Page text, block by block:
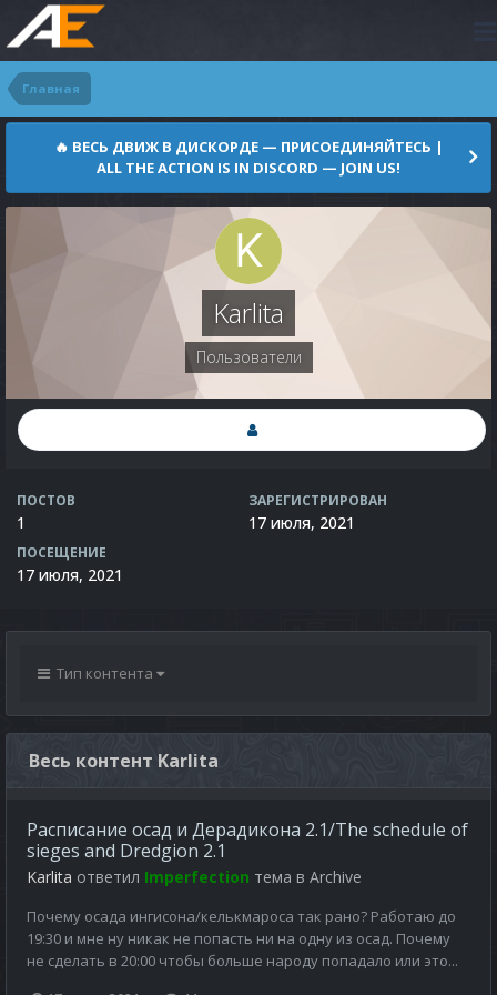
Главная
🔥 ВЕСЬ ДВИЖ В ДИСКОРДЕ — ПРИСОЕДИНЯЙТЕСЬ |
ALL THE ACTION IS IN DISCORD — JOIN US!
Karlita
Пользователи
ПОСТОВ
1
ЗАРЕГИСТРИРОВАН
17 июля, 2021
ПОСЕЩЕНИЕ
17 июля, 2021
Тип контента
Весь контент Karlita
Расписание осад и Дерадикона 2.1/The schedule of
sieges and Dredgion 2.1
Karlita ответил Imperfection тема в Archive
Почему осада ингисона/келькмароса так рано? Работаю до
19:30 и мне ну никак не попасть ни на одну из осад. Почему
не сделать в 20:00 чтобы больше народу попадало или это...